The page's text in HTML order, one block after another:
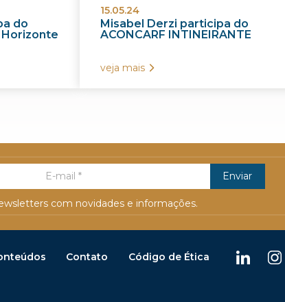
do
15.05.24
Misabel Derzi participa do
ACONCARF INTINEIRANTE
veja mais
com novidades e informações.
Contato Código de Ética